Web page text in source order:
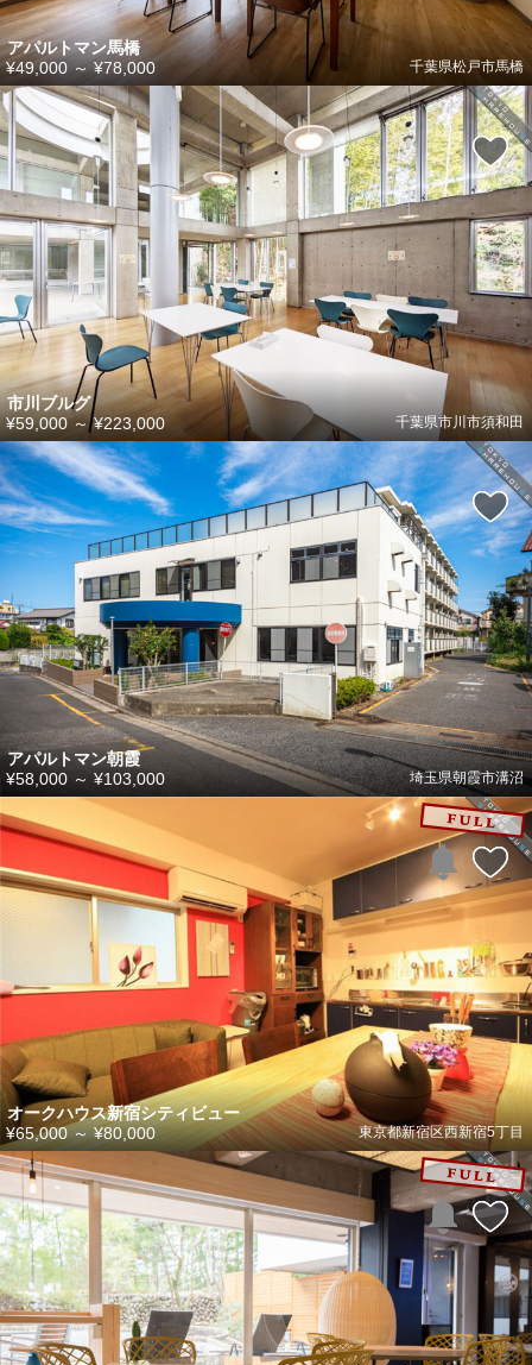
アパルトマン馬橋
千葉県松戸市馬橋
¥49,000～¥78,000
市川ブルグ
千葉県市川市須和田
¥59,000～¥223,000
アパルトマン朝霞
埼玉県朝霞市溝沼
¥58,000 ～ ¥103,000
オークハウス新宿シティビュー
東京都新宿区西新宿5丁目
¥65,000～¥80,000